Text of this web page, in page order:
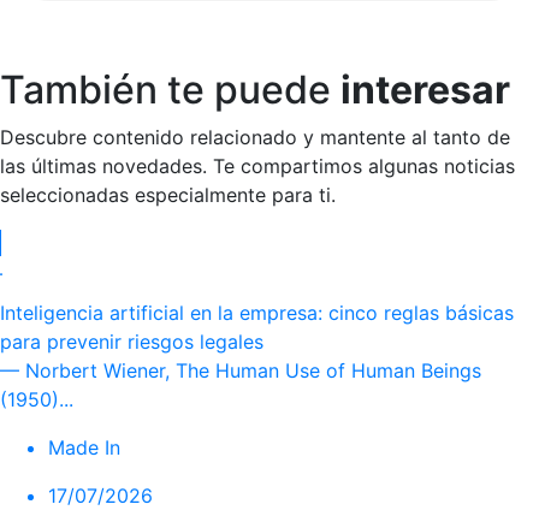
También te puede interesar
Descubre contenido relacionado y mantente al tanto de
las últimas novedades. Te compartimos algunas noticias
seleccionadas especialmente para ti.
Inteligencia artificial en la empresa: cinco reglas básicas
para prevenir riesgos legales
— Norbert Wiener, The Human Use of Human Beings
(1950)...
Made In
17/07/2026